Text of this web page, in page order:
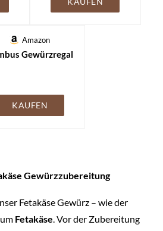
Amazon
Gewürzregal
KAUFEN
Gewürzzubereitung
Fetakäse Gewürz – wie der
Fetakäse . Vor der Zubereitung